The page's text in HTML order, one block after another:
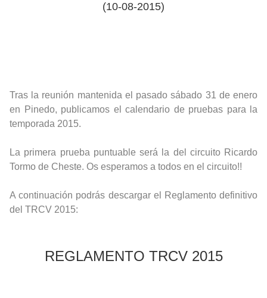
(10-08-2015)
Tras la reunión mantenida el pasado sábado 31 de enero
en Pinedo, publicamos el calendario de pruebas para la
temporada 2015.
La primera prueba puntuable será la del circuito Ricardo
Tormo de Cheste. Os esperamos a todos en el circuito!!
A continuación podrás descargar el Reglamento definitivo
del TRCV 2015:
REGLAMENTO TRCV 2015